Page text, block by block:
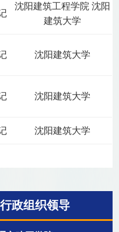
沈阳建筑工程学院 沈阳
建筑大学
沈阳建筑大学
沈阳建筑大学
沈阳建筑大学
政组织领导